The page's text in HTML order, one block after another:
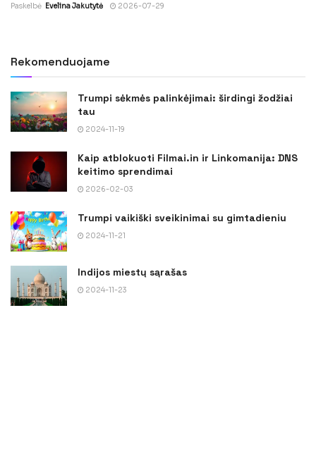
Paskelbė Evelina Jakutytė 2026-07-29
Rekomenduojame
Trumpi sėkmės palinkėjimai: širdingi žodžiai
tau
2024-11-19
Kaip atblokuoti Filmai.in ir Linkomanija: DNS
keitimo sprendimai
2026-02-03
Trumpi vaikiški sveikinimai su gimtadieniu
2024-11-21
Indijos miestų sąrašas
2024-11-23